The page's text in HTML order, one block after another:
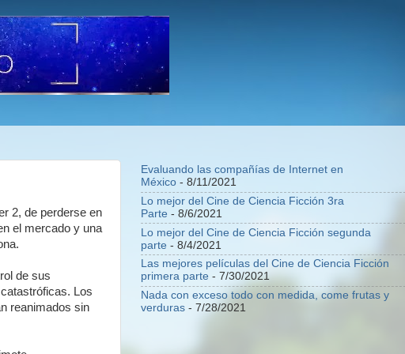
2, de perderse en
el mercado y una
de sus
Los
reanimados sin
Evaluando las compañías de Internet en
México - 8/11/2021
Lo mejor del Cine de Ciencia Ficción 3ra
Parte - 8/6/2021
Lo mejor del Cine de Ciencia Ficción segunda
parte - 8/4/2021
Las mejores películas del Cine de Ciencia Ficción
primera parte - 7/30/2021
Nada con exceso todo con medida, come frutas y
verduras - 7/28/2021